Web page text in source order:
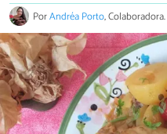
PorAndréa Porto, Colaboradora.